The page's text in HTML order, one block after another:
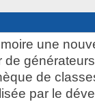
une
de
par le